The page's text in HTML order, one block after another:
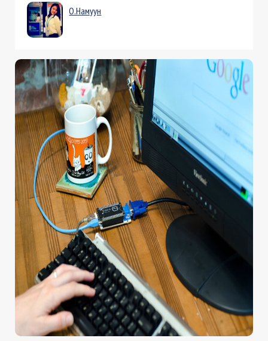
О.Намуун